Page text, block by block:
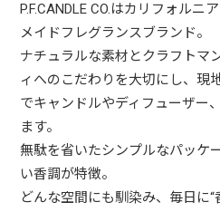
P.F.CANDLE CO.はカリフォルニ
メイドフレグランスブランド。
ナチュラルな素材とクラフトマ
ィへのこだわりを大切にし、現
でキャンドルやディフューザー
ます。
無駄を省いたシンプルなパッケ
い香調が特徴。
どんな空間にも馴染み、毎日に